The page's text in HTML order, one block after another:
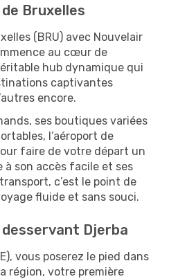
Bruxelles
(BRU) avec Nouvelair
au cœur de
hub dynamique qui
captivantes
encore.
ses boutiques variées
l’aéroport de
faire de votre départ un
à son accès facile et ses
c’est le point de
fluide et sans souci.
Djerba
vous poserez le pied dans
région, votre première